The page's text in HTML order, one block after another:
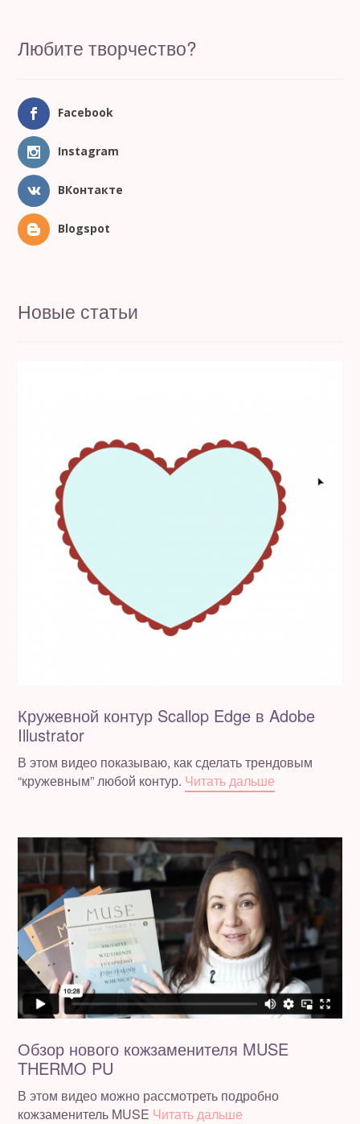
Любите творчество?
Facebook
Instagram
ВКонтакте
Blogspot
Новые статьи
Кружевной контур Scallop Edge в Adobe
Illustrator
В этом видео показываю, как сделать трендовым
“кружевным” любой контур. Читать дальше
Обзор нового кожзаменителя MUSE
THERMO PU
В этом видео можно рассмотреть подробно
кожзаменитель MUSE Читать дальше